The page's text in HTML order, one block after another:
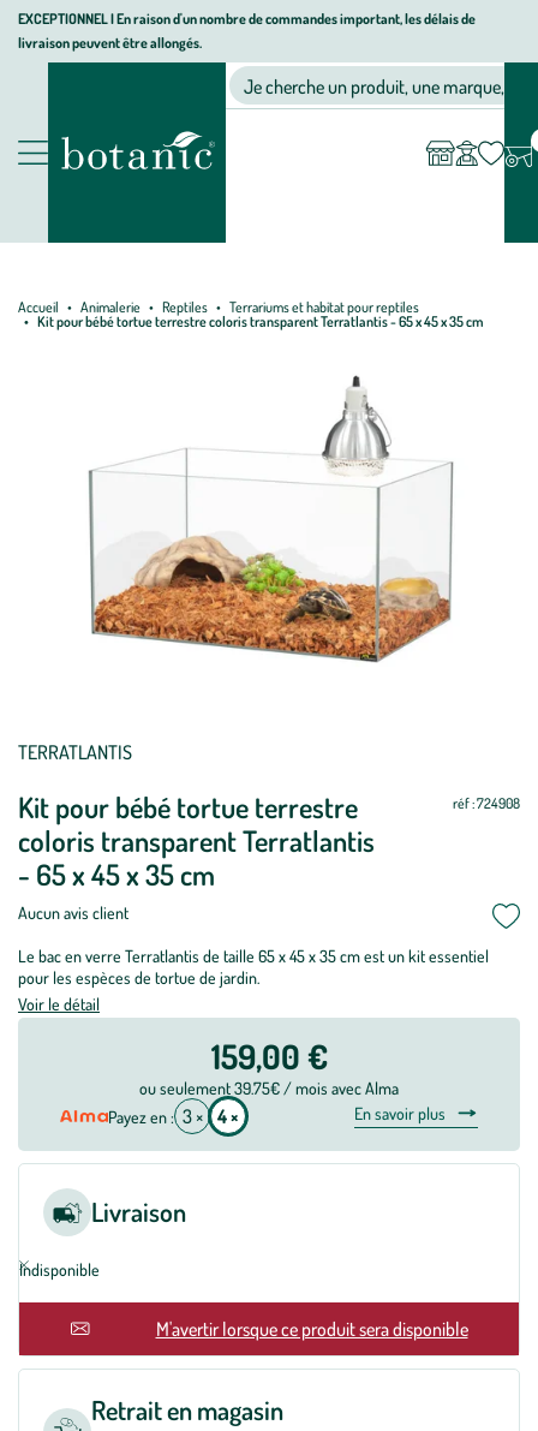
Aller
Aller
au
Aller
au
page
EXCEPTIONNEL I En raison d'un nombre de commandes important, les délais de
livraison peuvent être allongés.
Nos produits
Jardinerie écologique, animalerie, décoration, alimentation bio
Je cherche un produit, une marque, un
compte
Accueil Animalerie Reptiles
Terrariums et habitat pour reptiles
Kit pour bébé tortue terrestre coloris transparent Terratlantis - 65 x 45 x 35 cm
TERRATLANTIS
Kit pour bébé tortue terrestre
coloris transparent Terratlantis
- 65 x 45 x 35 cm
réf : 724908
Aucun avis client
Le bac en verre Terratlantis de taille 65 x 45 x 35 cm est un kit essentiel
pour les espèces de tortue de jardin.
Voir le détail
159,00 €
ou seulement 39.75€ / mois avec Alma
Payez en : 3 × 4 × En savoir plus
Livraison
Indisponible
M'avertir lorsque ce produit sera disponible
Retrait en magasin